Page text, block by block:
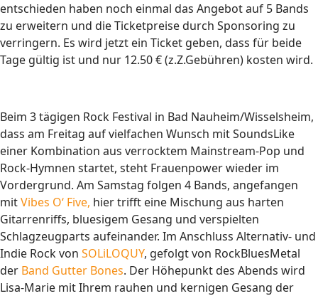
entschieden haben noch einmal das Angebot auf 5 Bands
zu erweitern und die Ticketpreise durch Sponsoring zu
verringern. Es wird jetzt ein Ticket geben, dass für beide
Tage gültig ist und nur 12.50 € (z.Z.Gebühren) kosten wird.
Beim 3 tägigen Rock Festival in Bad Nauheim/Wisselsheim,
dass am Freitag auf vielfachen Wunsch mit SoundsLike
einer Kombination aus verrocktem Mainstream-Pop und
Rock-Hymnen startet, steht Frauenpower wieder im
Vordergrund. Am Samstag folgen 4 Bands, angefangen
mitVibes O‘ Five, hier trifft eine Mischung aus harten
Gitarrenriffs, bluesigem Gesang und verspielten
Schlagzeugparts aufeinander. Im Anschluss Alternativ- und
Indie Rock von SOLiLOQUY, gefolgt von RockBluesMetal
der Band Gutter Bones. Der Höhepunkt des Abends wird
Lisa-Marie mit Ihrem rauhen und kernigen Gesang der